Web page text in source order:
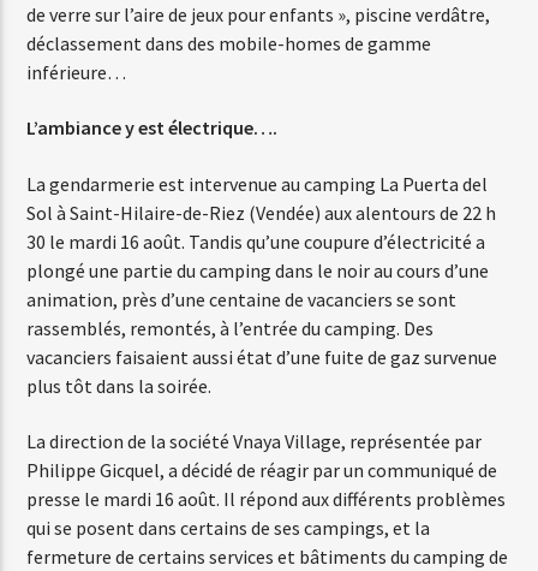
Web-Radio-Italia
de verre sur l’aire de jeux pour enfants », piscine verdâtre,
déclassement dans des mobile-homes de gamme
inférieure…
L’ambiance y est électrique….
La gendarmerie est intervenue au camping La Puerta del
Sol à Saint-Hilaire-de-Riez (Vendée) aux alentours de 22 h
30 le mardi 16 août. Tandis qu’une coupure d’électricité a
plongé une partie du camping dans le noir au cours d’une
animation, près d’une centaine de vacanciers se sont
rassemblés, remontés, à l’entrée du camping. Des
vacanciers faisaient aussi état d’une fuite de gaz survenue
plus tôt dans la soirée.
La direction de la société Vnaya Village, représentée par
Philippe Gicquel, a décidé de réagir par un communiqué de
presse le mardi 16 août. Il répond aux différents problèmes
qui se posent dans certains de ses campings, et la
fermeture de certains services et bâtiments du camping de